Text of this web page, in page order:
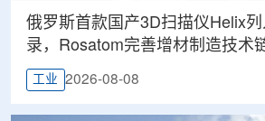
俄罗斯首款国产3D扫描仪Helix
录，Rosatom完善增材制造技术
工业 2026-08-08